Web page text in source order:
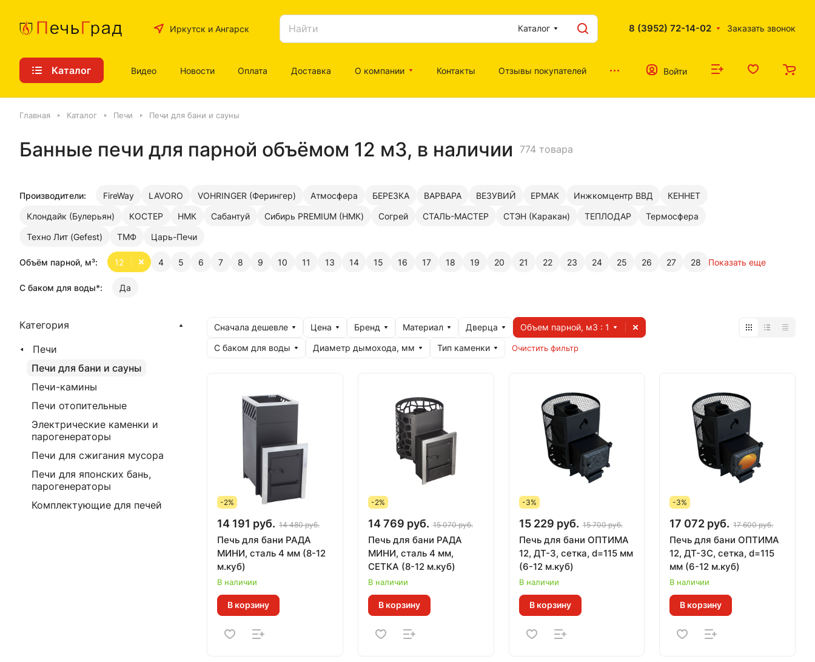
Иркутск и Ангарск Каталог 8 (3952) 72-14-02 Заказать звонок
Каталог Видео Новости Оплата Доставка О компании Контакты Отзывы покупателей Войти
Главная Каталог Печи Печи для бани и сауны
Банные печи для парной объёмом 12 м3, в наличии 774 товара
Производители: FireWay LAVORO VOHRINGER (Ферингер) Атмосфера БЕРЕЗКА ВАРВАРА ВЕЗУВИЙ ЕРМАК Инжкомцентр ВВД
КЕННЕТ
Клондайк (Булерьян)
КОСТЕР НМК Сабантуй Сибирь PREMIUM (НМК) Согрей СТАЛЬ-МАСТЕР СТЭН (Каракан) ТЕПЛОДАР
Термосфера
Техно Лит (Gefest)
ТМФ Царь-Печи
Объём парной, м³: 4 5 6 7 8 9 10 11
12 13 14 15 16 17 18 19 20 21 22 23 24 25 26 27 28 Показать еще
С баком для воды*: Да
Сначала дешевле Цена Бренд Материал Дверца Объем парной, м3 : 1
С баком для воды
Диаметр дымохода, мм Тип каменки Очистить фильтр
-2%
14 191 руб. 14 480 руб.
Печь для бани РАДА
МИНИ, сталь 4 мм (8-12
м.куб)
В наличии
В корзину
-2%
14 769 руб. 15 070 руб.
Печь для бани РАДА
МИНИ, сталь 4 мм,
СЕТКА (8-12 м.куб)
В наличии
В корзину
-3%
15 229 руб. 15 700 руб.
Печь для бани ОПТИМА
12, ДТ-3, сетка, d=115 мм
(6-12 м.куб)
В наличии
В корзину
-3%
17 072 руб. 17 600 руб.
Печь для бани ОПТИМА
12, ДТ-3С, сетка, d=115
мм (6-12 м.куб)
В наличии
В корзину
Категория
Печи
Печи для бани и сауны
Печи-камины
Печи отопительные
Электрические каменки и
парогенераторы
Печи для сжигания мусора
Печи для японских бань,
парогенераторы
Комплектующие для печей